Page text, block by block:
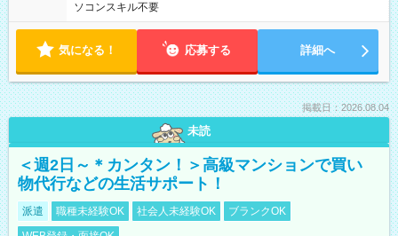
ソコンスキル不要
気になる！ 応募する 詳細へ
掲載日：2026.08.04
未読
＜週2日～＊カンタン！＞高級マンションで買い
物代行などの生活サポート！
派遣 職種未経験OK 社会人未経験OK
ブランクOK